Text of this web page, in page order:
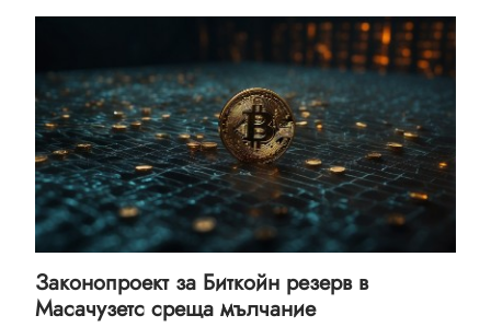
Законопроект за Биткойн резерв в
Масачузетс среща мълчание